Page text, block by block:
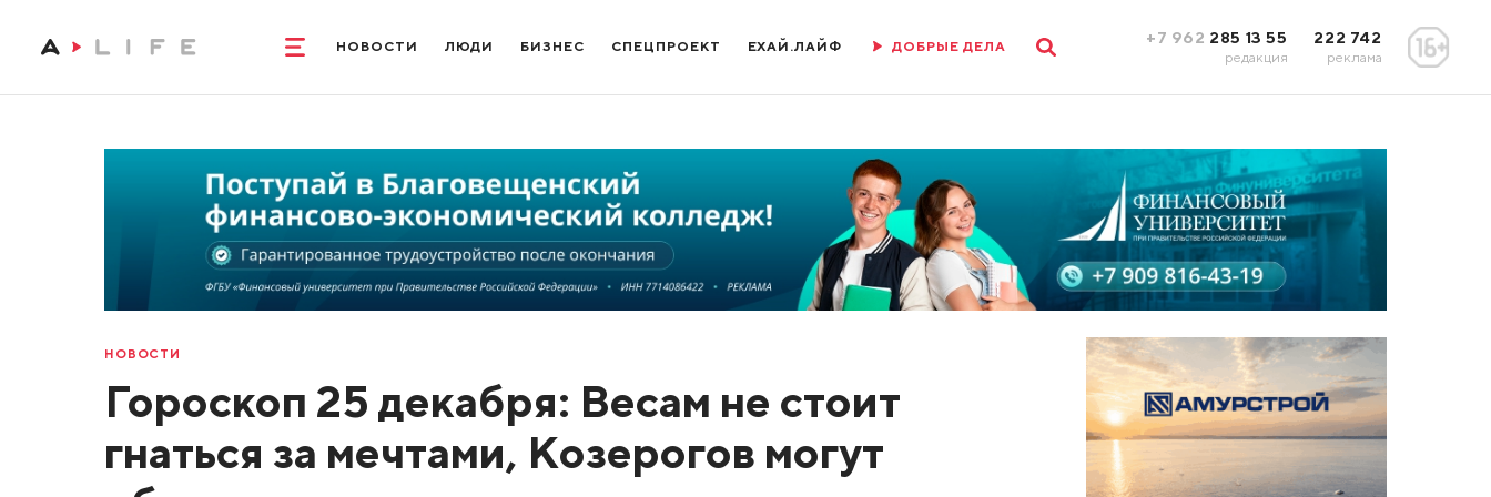
НОВОСТИ ЛЮДИ БИЗНЕС СПЕЦПРОЕКТ ЕХАЙ.ЛАЙФ ДОБРЫЕ ДЕЛА +7 962 285 13 55
редакция
222 742
реклама
НОВОСТИ
Гороскоп 25 декабря: Весам не стоит
гнаться за мечтами, Козерогов могут